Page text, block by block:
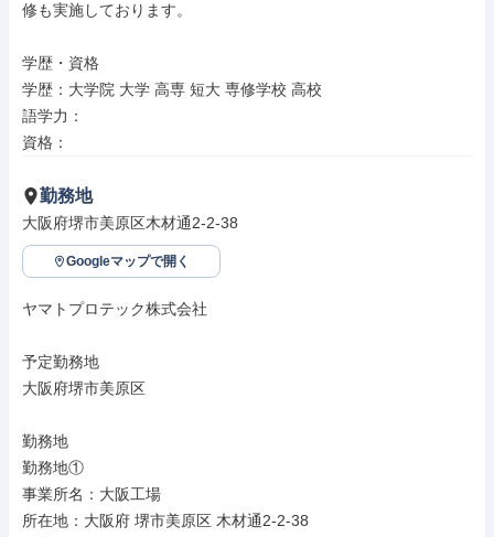
修も実施しております。
学歴・資格
学歴：大学院 大学 高専 短大 専修学校 高校
語学力：
資格：
勤務地
大阪府堺市美原区木材通2-2-38
Googleマップで開く
ヤマトプロテック株式会社
予定勤務地
大阪府堺市美原区
勤務地
勤務地①
事業所名：大阪工場
所在地：大阪府 堺市美原区 木材通2-2-38